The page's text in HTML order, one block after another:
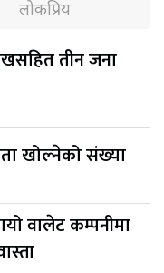
लोकप्रिय
तीन जना
खोल्नेको संख्या
वालेट कम्पनीमा